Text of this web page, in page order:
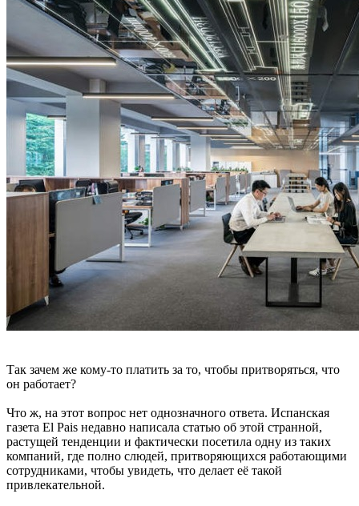
Так зачем же кому-то платить за то, чтобы притворяться, что
он работает?
Что ж, на этот вопрос нет однозначного ответа. Испанская
газета El Pais недавно написала статью об этой странной,
растущей тенденции и фактически посетила одну из таких
компаний, где полно слюдей, притворяющихся работающими
сотрудниками, чтобы увидеть, что делает её такой
привлекательной.